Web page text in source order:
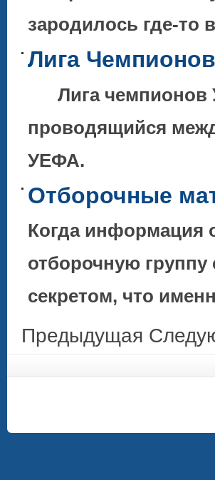
зародилось где-то
Лига Чемпионов
Лига чемпионов
проводящийся
УЕФА.
Отборочные
Когда информация
отборочную группу
секретом, что
Предыдущая